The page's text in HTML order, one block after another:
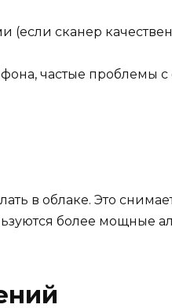
(если сканер
частые проблемы
в облаке. Это
более мощные